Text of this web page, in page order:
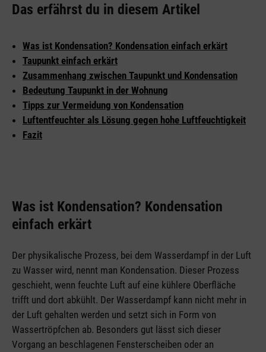
Das erfährst du in diesem Artikel
Was ist Kondensation? Kondensation einfach erkärt
Taupunkt einfach erkärt
Zusammenhang zwischen Taupunkt und Kondensation
Bedeutung Taupunkt in der Wohnung
Tipps zur Vermeidung von Kondensation
Luftentfeuchter als Lösung gegen hohe Luftfeuchtigkeit
Fazit
Was ist Kondensation? Kondensation
einfach erkärt
Der physikalische Prozess, bei dem Wasserdampf in der Luft
zu Wasser wird, nennt man Kondensation. Dieser Prozess
geschieht, wenn feuchte Luft auf eine kühlere Oberfläche
trifft und dort abkühlt. Der Wasserdampf kann nicht mehr in
der Luft gehalten werden und setzt sich in Form von
Wassertröpfchen ab. Besonders gut lässt sich dieser
Vorgang an beschlagenen Fensterscheiben oder an